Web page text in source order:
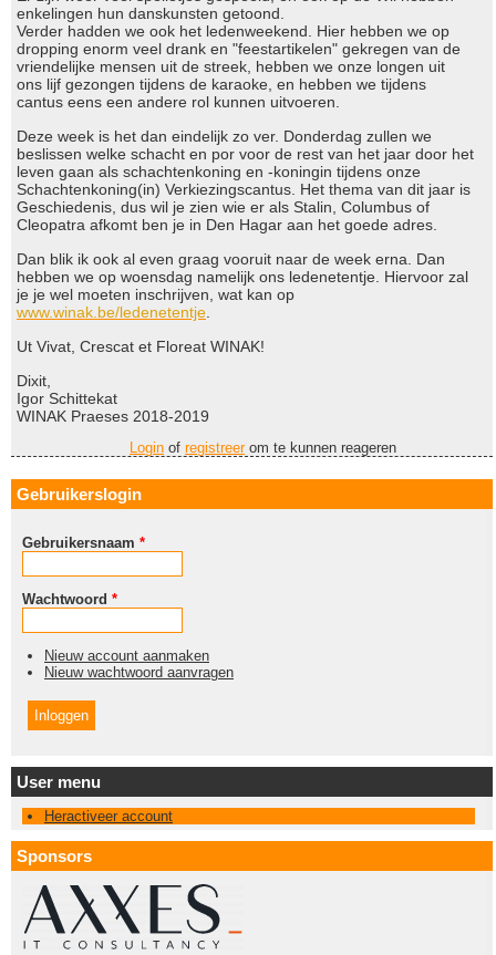
enkelingen hun danskunsten getoond.
Verder hadden we ook het ledenweekend. Hier hebben we op
dropping enorm veel drank en "feestartikelen" gekregen van de
vriendelijke mensen uit de streek, hebben we onze longen uit
ons lijf gezongen tijdens de karaoke, en hebben we tijdens
cantus eens een andere rol kunnen uitvoeren.
Deze week is het dan eindelijk zo ver. Donderdag zullen we
beslissen welke schacht en por voor de rest van het jaar door het
leven gaan als schachtenkoning en -koningin tijdens onze
Schachtenkoning(in) Verkiezingscantus. Het thema van dit jaar is
Geschiedenis, dus wil je zien wie er als Stalin, Columbus of
Cleopatra afkomt ben je in Den Hagar aan het goede adres.
Dan blik ik ook al even graag vooruit naar de week erna. Dan
hebben we op woensdag namelijk ons ledenetentje. Hiervoor zal
je je wel moeten inschrijven, wat kan op
www.winak.be/ledenetentje
Ut Vivat, Crescat et Floreat WINAK!
Dixit,
Igor Schittekat
WINAK Praeses 2018-2019
Login of registreerom te kunnen reageren
Gebruikerslogin
Gebruikersnaam *
Wachtwoord *
Nieuw account aanmaken
Nieuw wachtwoord aanvragen
User menu
Heractiveer account
Sponsors